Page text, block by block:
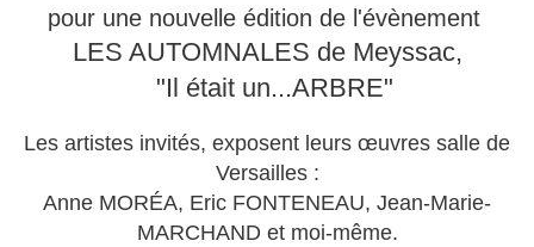
pour une nouvelle édition de l'évènement
LES AUTOMNALES de Meyssac,
"Il était un...ARBRE"
Les artistes invités, exposent leurs œuvres salle de
Versailles :
Anne MORÉA, Eric FONTENEAU, Jean-Marie-
MARCHAND et moi-même.